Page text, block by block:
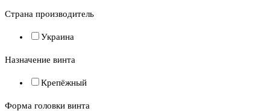
Страна производитель
Украина
Назначение винта
Крепёжный
Форма головки винта